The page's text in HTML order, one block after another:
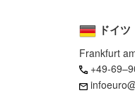
ドイツ
Frankfurt
+49-